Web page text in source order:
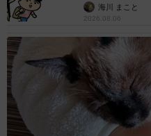
海川 まこと
2026.08.06